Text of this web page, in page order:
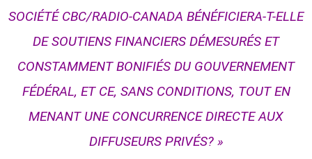
SOCIÉTÉ CBC/RADIO-CANADA BÉNÉFICIERA-T-ELLE
DE SOUTIENS FINANCIERS DÉMESURÉS ET
CONSTAMMENT BONIFIÉS DU GOUVERNEMENT
FÉDÉRAL, ET CE, SANS CONDITIONS, TOUT EN
MENANT UNE CONCURRENCE DIRECTE AUX
DIFFUSEURS PRIVÉS?